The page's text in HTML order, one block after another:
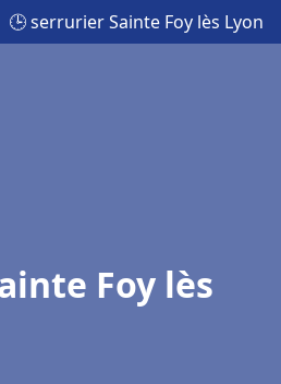
🕒 serrurier Sainte Foy lès Lyon
Foy lès